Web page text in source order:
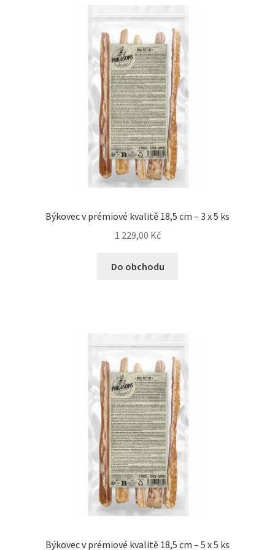
Concept for Life pro kočky — Krmivo pro každou životní
Feringa pro kočky — Lisované za studena a přírodní
Fontány pro kočky
Granule pro kočky
Hill’s pro kočky — Veterinární a prémiová výživa
Kočkolit
Purizon pro kočky
Royal Canin pro kočky
Škrabadla pro kočky
Veterinární dieta pro kočky
Vše pro psy — Krmivo, doplňky, vybavení
Boudy a výběhy
Býkovec v prémiové kvalitě 18,5 cm – 3 x 5 ks
1 229,00 Kč
Do obchodu
Býkovec v prémiové kvalitě 18,5 cm – 5 x 5 ks